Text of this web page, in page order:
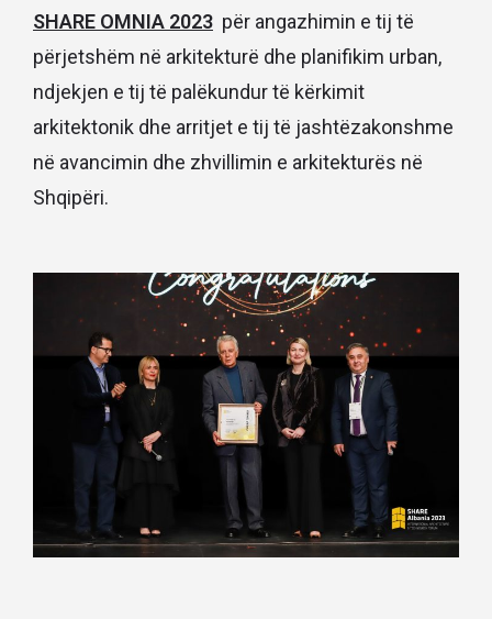
SHARE OMNIA 2023 për angazhimin e tij të
përjetshëm në arkitekturë dhe planifikim urban,
ndjekjen e tij të palëkundur të kërkimit
arkitektonik dhe arritjet e tij të jashtëzakonshme
në avancimin dhe zhvillimin e arkitekturës në
Shqipëri.